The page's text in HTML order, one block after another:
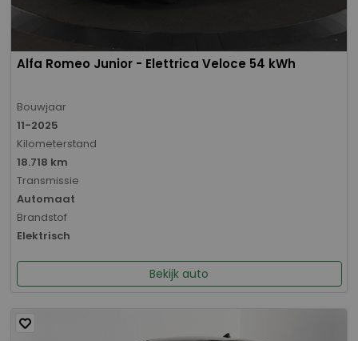
Alfa Romeo Junior - Elettrica Veloce 54 kWh
Bouwjaar
11-2025
Kilometerstand
18.718 km
Transmissie
Automaat
Brandstof
Elektrisch
Bekijk auto